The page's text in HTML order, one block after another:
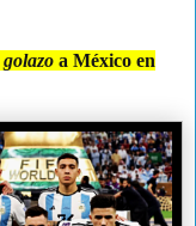
golazo a México en